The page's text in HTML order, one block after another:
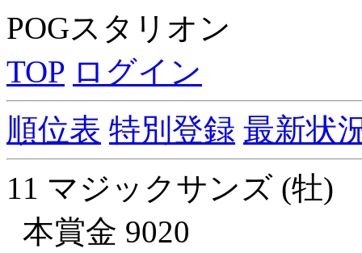
POGスタリオン
TOP ログイン
順位表 特別登録 最新状
11 マジックサンズ (牡)
本賞金 9020